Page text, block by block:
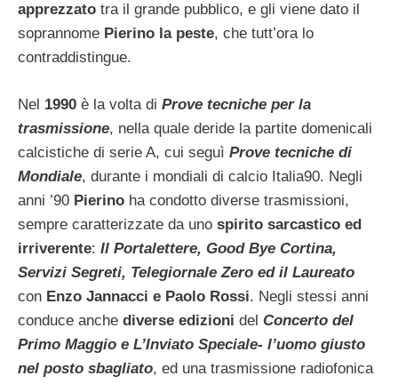
apprezzato tra il grande pubblico, e gli viene dato il
soprannome Pierino la peste, che tutt’ora lo
contraddistingue.
Nel 1990 è la volta di Prove tecniche per la
trasmissione, nella quale deride la partite domenicali
calcistiche di serie A, cui seguì Prove tecniche di
Mondiale, durante i mondiali di calcio Italia90. Negli
anni ’90 Pierino ha condotto diverse trasmissioni,
sempre caratterizzate da uno spirito sarcastico ed
irriverente: Il Portalettere, Good Bye Cortina,
Servizi Segreti, Telegiornale Zero ed il Laureato
con Enzo Jannacci e Paolo Rossi. Negli stessi anni
conduce anche diverse edizioni del Concerto del
Primo Maggio e L’Inviato Speciale- l’uomo giusto
nel posto sbagliato, ed una trasmissione radiofonica